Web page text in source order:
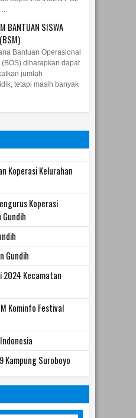
BANTUAN SISWA
Bantuan Operasional
(BOS) diharapkan dapat
jumlah
tetapi masih banyak
Koperasi
Kecamatan
Kominfo Festival
Suroboyo